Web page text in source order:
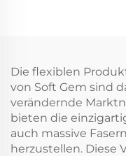
Die flexiblen
von Soft Gem sind
verändernde
bieten die
auch massive
herzustellen. Diese